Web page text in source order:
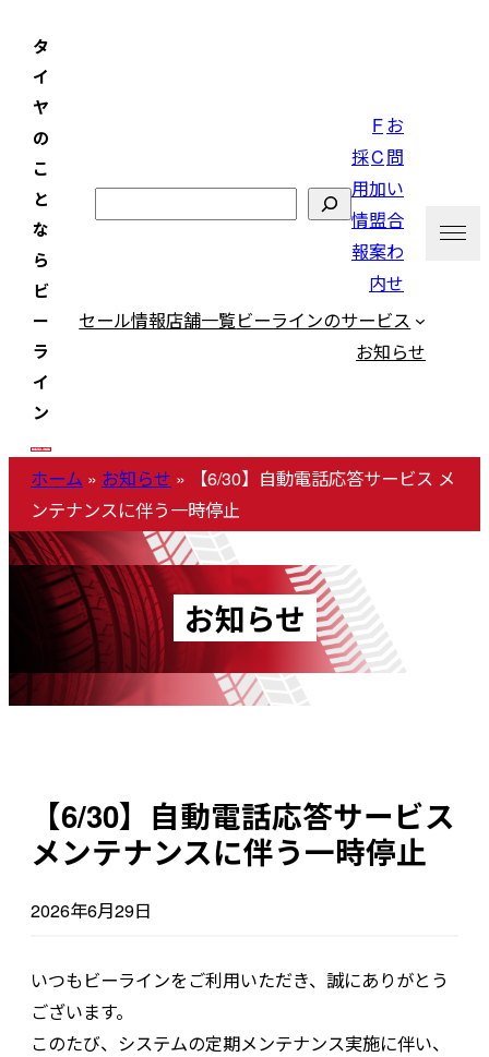
タ
イ
ヤ
の
こ
と
な
ら
ビ
ー
ラ
イ
ン
採
用
情
報
F
C
加
盟
案
内
お
問
い
合
わ
せ
セール情報店舗一覧ビーラインのサービス
お知らせ
ホーム » お知らせ »
【6/30】自動電話応答サービス メ
ンテナンスに伴う一時停止
お知らせ
【6/30】自動電話応答サービス
メンテナンスに伴う一時停止
2026年6月29日
いつもビーラインをご利用いただき、誠にありがとう
ございます。
このたび、システムの定期メンテナンス実施に伴い、